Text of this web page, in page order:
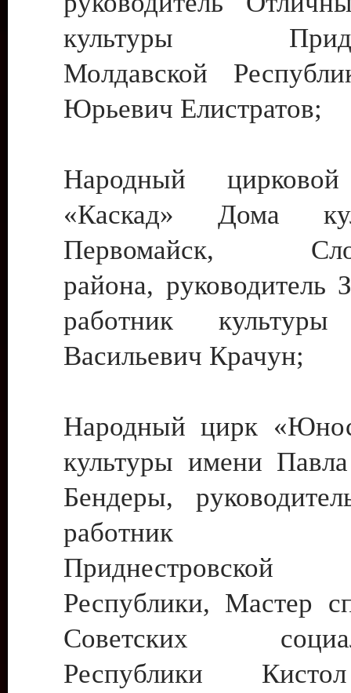
культуры
Молдавской
Юрьевич Елистратов;
Народный цирковой
«Каскад» Дома
Первомайск,
района, руководитель
работник культуры
Васильевич Крачун;
Народный цирк
культуры имени
Бендеры,
работник
Приднестровской
Республики, Мастер
Советских
Республики